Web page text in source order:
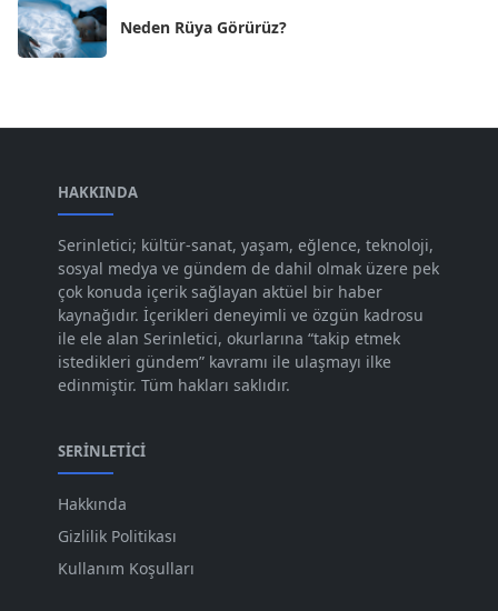
Nis 2024 [59]
Ara 2023 [101]
Kas 2023
Eki 2023 [73]
Eyl 2023 [73]
Ağu 2023 [74]
Tem 2023 [76]
Haz 2023
May 2023
Mar 2023
Neden Rüya Görürüz?
HAKKINDA
Serinletici; kültür-sanat, yaşam, eğlence, teknoloji,
sosyal medya ve gündem de dahil olmak üzere pek
çok konuda içerik sağlayan aktüel bir haber
kaynağıdır. İçerikleri deneyimli ve özgün kadrosu
ile ele alan Serinletici, okurlarına “takip etmek
istedikleri gündem” kavramı ile ulaşmayı ilke
edinmiştir. Tüm hakları saklıdır.
SERINLETICI
Hakkında
Gizlilik Politikası
Kullanım Koşulları